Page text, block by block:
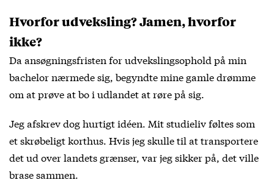
Hvorfor udveksling? Jamen, hvorfor
ikke?
Da ansøgningsfristen for udvekslingsophold på min
bachelor nærmede sig, begyndte mine gamle drømme
om at prøve at bo i udlandet at røre på sig.
Jeg afskrev dog hurtigt idéen. Mit studieliv føltes som
et skrøbeligt korthus. Hvis jeg skulle til at transportere
det ud over landets grænser, var jeg sikker på, det ville
brase sammen.